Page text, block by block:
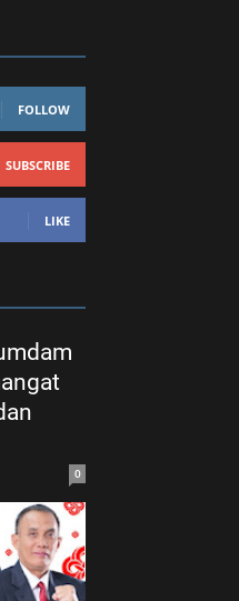
FOLLOW
SUBSCRIBE
LIKE
0